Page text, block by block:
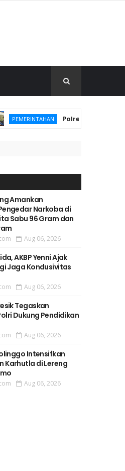
Polres Malang
Amankan
Narkoba di
Sabu 96 Gram dan
Aug 06, 2026
AKBP Yenni Ajak
Jaga Kondusivitas
Aug 06, 2026
Tegaskan
Dukung Pendidikan
Aug 06, 2026
Intensifkan
Karhutla di Lereng
Aug 06, 2026